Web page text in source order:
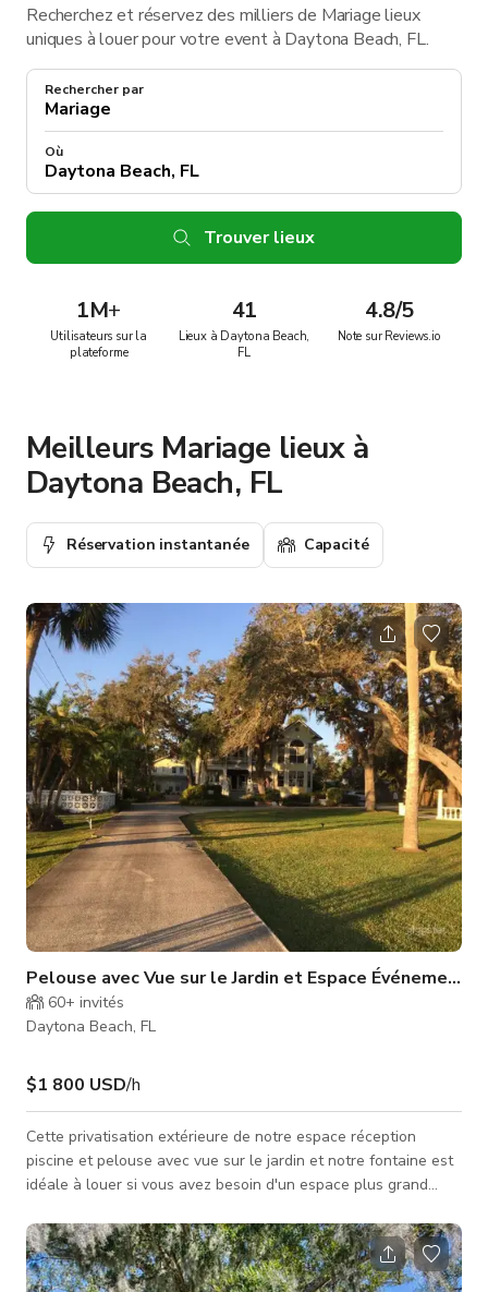
Recherchez et réservez des milliers de Mariage lieux
uniques à louer pour votre event à Daytona Beach, FL.
Rechercher par
Où
Trouver lieux
1M+
Utilisateurs sur la
plateforme
41
Lieux à Daytona Beach,
FL
4.8/5
Note sur Reviews.io
Meilleurs Mariage lieux à
Daytona Beach, FL
Réservation instantanée Capacité
Pelouse avec Vue sur le Jardin et Espace
60+ invités
Daytona Beach, FL
$1 800 USD/h
Cette privatisation extérieure de notre espace réception
piscine et pelouse avec vue sur le jardin et notre fontaine est
idéale à louer si vous avez besoin d'un espace plus grand
minimum de quatre heures inclut la location de sept suites.
Toute activité dans l'espace doit être liée à un séjour des
invités à l'auberge. Nous ne louons/pérons pas l'espace à